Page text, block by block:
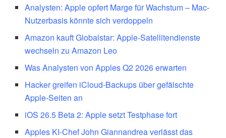
Analysten: Apple opfert Marge für Wachstum – Mac-
Nutzerbasis könnte sich verdoppeln
Amazon kauft Globalstar: Apple-Satellitendienste
wechseln zu Amazon Leo
Was Analysten von Apples Q2 2026 erwarten
Hacker greifen iCloud-Backups über gefälschte
Apple-Seiten an
iOS 26.5 Beta 2: Apple setzt Testphase fort
Apples KI-Chef John Giannandrea verlässt das